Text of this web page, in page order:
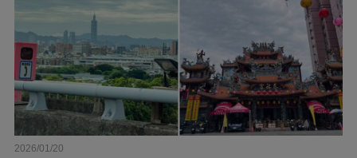
2026/01/20